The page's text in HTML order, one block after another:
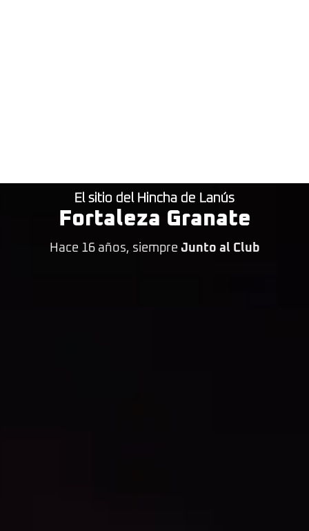
El sitio del Hincha de Lanús
Fortaleza Granate
Hace 16 años, siempre Junto al Club